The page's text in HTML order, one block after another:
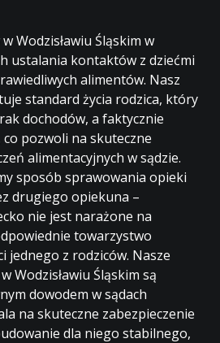
Wodzisławiu Śląskim w
ustalania kontaktów z dziećmi
alimentów. Nasz
standard życia rodzica, który
dochodów, a faktycznie
pozwoli na skuteczne
alimentacyjnych w sądzie.
sposób sprawowania opieki
drugiego opiekuna –
nie jest narażone na
towarzystwo
jednego z rodziców. Nasze
Wodzisławiu Śląskim są
dowodem w sądach
na skuteczne zabezpieczenie
dla niego stabilnego,